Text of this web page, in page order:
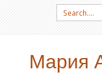
Search for:
Мария